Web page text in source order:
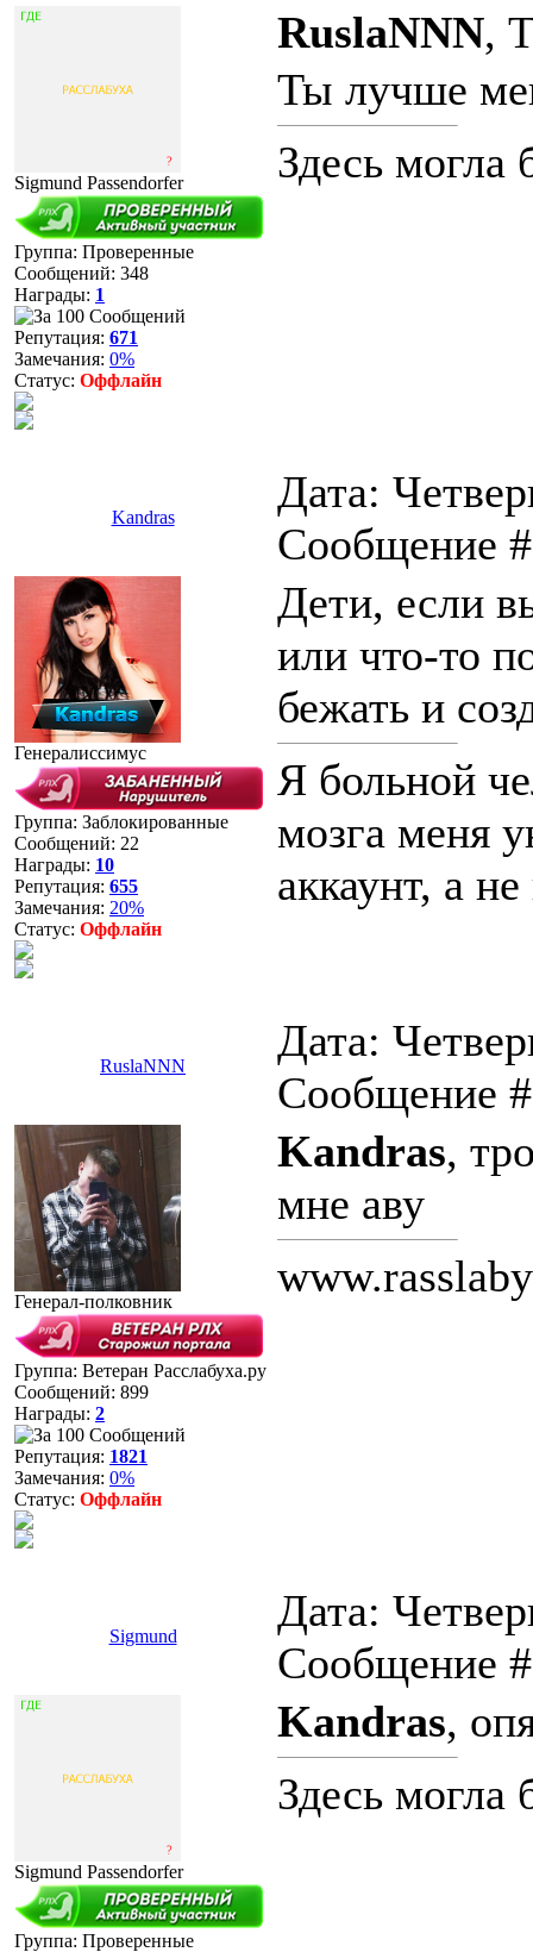
Sigmund Passendorfer
Группа: Проверенные
Сообщений: 348
Награды: 1
Репутация: 671
Замечания: 0%
Статус: Оффлайн
RuslaNNN,
Ты лучше
Здесь
Kandras
Дата:
Сообщение
Генералиссимус
Группа: Заблокированные
Сообщений: 22
Награды: 10
Репутация: 655
Замечания: 20%
Статус: Оффлайн
Дети, если
или что-то
бежать и
Я больной
мозга меня
аккаунт, а
RuslaNNN
Дата:
Сообщение
Генерал-полковник
Группа: Ветеран Расслабуха.ру
Сообщений: 899
Награды: 2
Репутация: 1821
Замечания: 0%
Статус: Оффлайн
Kandras,
мне аву
Sigmund
Дата:
Сообщение
Sigmund Passendorfer
Группа: Проверенные
Kandras,
Здесь